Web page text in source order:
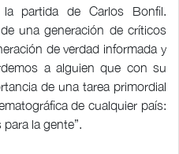
partida de Carlos Bonfil.
una generación de críticos
de verdad informada y
a alguien que con su
de una tarea primordial
de cualquier país:
la gente”.